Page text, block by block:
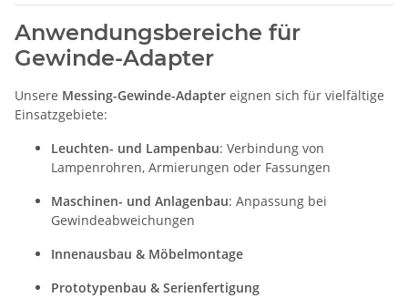
Anwendungsbereiche für
Gewinde-Adapter
Unsere Messing-Gewinde-Adapter eignen sich für vielfältige
Einsatzgebiete:
Leuchten- und Lampenbau: Verbindung von
Lampenrohren, Armierungen oder Fassungen
Maschinen- und Anlagenbau: Anpassung bei
Gewindeabweichungen
Innenausbau & Möbelmontage
Prototypenbau & Serienfertigung